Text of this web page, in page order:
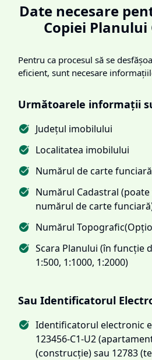
Date necesare
Copiei
Pentru ca procesul să se
eficient, sunt necesare
Următoarele informații
Județul imobilului
Localitatea imobilului
Numărul de carte
Numărul Cadastral (poate
numărul de carte
Numărul
Scara Planului (în funcție
1:500, 1:1000, 1:2000)
Sau Identificatorul
Identificatorul electronic
123456-C1-U2
(construcție) sau 12783